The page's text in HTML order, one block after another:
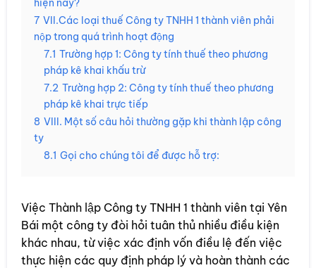
hiện nay?
7 VII.Các loại thuế Công ty TNHH 1 thành viên phải
nộp trong quá trình hoạt động
7.1 Trường hợp 1: Công ty tính thuế theo phương
pháp kê khai khấu trừ
7.2 Trường hợp 2: Công ty tính thuế theo phương
pháp kê khai trực tiếp
8 VIII. Một số câu hỏi thường gặp khi thành lập công
ty
8.1 Gọi cho chúng tôi để được hỗ trợ:
Việc Thành lập Công ty TNHH 1 thành viên tại Yên
Bái một công ty đòi hỏi tuân thủ nhiều điều kiện
khác nhau, từ việc xác định vốn điều lệ đến việc
thực hiện các quy định pháp lý và hoàn thành các